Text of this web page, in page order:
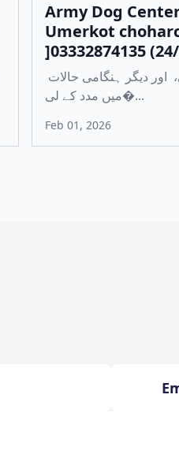
Army Dog
Umerkot
]03332874135
میں مدد کے لی�...
Feb 01, 2026